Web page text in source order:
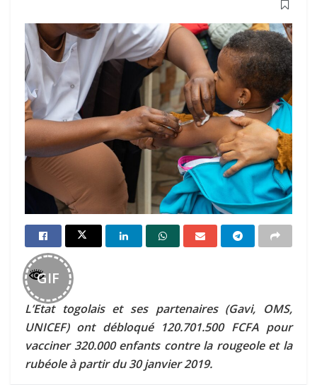
GIF
L’Etat togolais et ses partenaires (Gavi, OMS,
UNICEF) ont débloqué 120.701.500 FCFA pour
vacciner 320.000 enfants contre la rougeole et la
rubéole à partir du 30 janvier 2019.